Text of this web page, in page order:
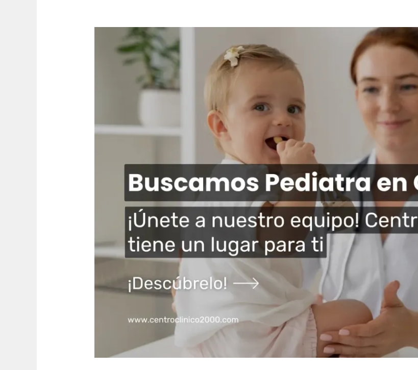
Buscamos
Pediatra
Nuestro